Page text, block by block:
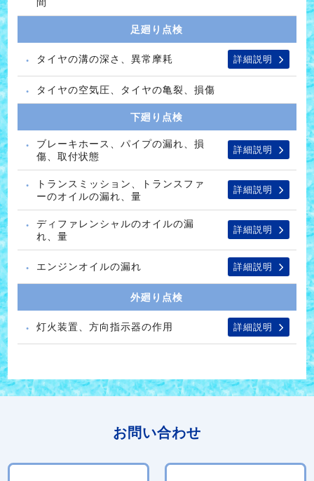
足廻り点検
タイヤの溝の深さ、異常摩耗 詳細説明
タイヤの空気圧、タイヤの亀裂、損傷
下廻り点検
ブレーキホース、パイプの漏れ、損
傷、取付状態
詳細説明
トランスミッション、トランスファ
ーのオイルの漏れ、量
詳細説明
ディファレンシャルのオイルの漏
れ、量
詳細説明
エンジンオイルの漏れ 詳細説明
外廻り点検
灯火装置、方向指示器の作用 詳細説明
お問い合わせ